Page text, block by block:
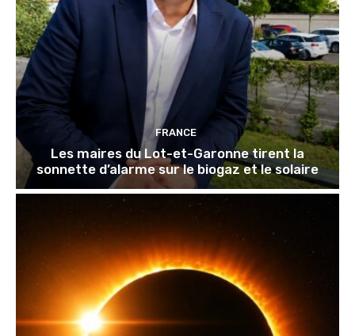
FRANCE
Les maires du Lot-et-Garonne tirent la
sonnette d’alarme sur le biogaz et le solaire